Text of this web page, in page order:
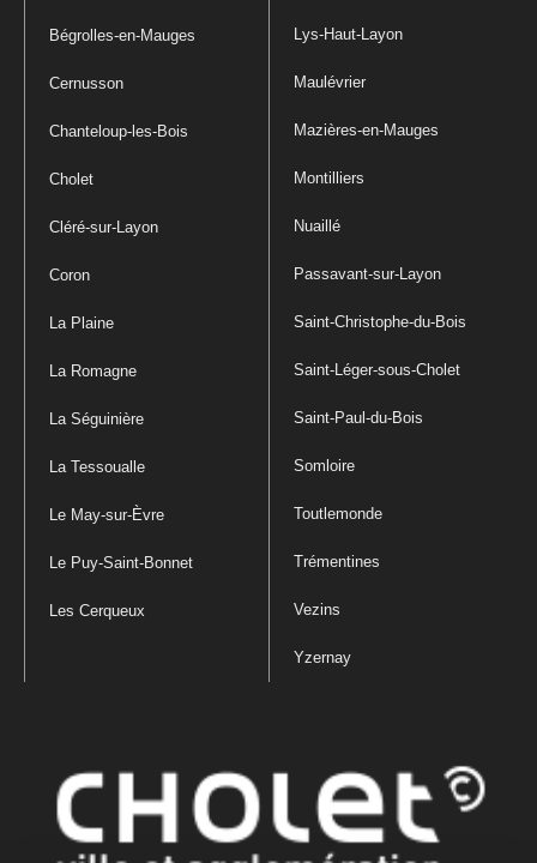
Bégrolles-en-Mauges
Cernusson
Chanteloup-les-Bois
Cholet
Cléré-sur-Layon
Coron
La Plaine
La Romagne
La Séguinière
La Tessoualle
Le May-sur-Èvre
Le Puy-Saint-Bonnet
Les Cerqueux
Lys-Haut-Layon
Maulévrier
Mazières-en-Mauges
Montilliers
Nuaillé
Passavant-sur-Layon
Saint-Christophe-du-Bois
Saint-Léger-sous-Cholet
Saint-Paul-du-Bois
Somloire
Toutlemonde
Trémentines
Vezins
Yzernay